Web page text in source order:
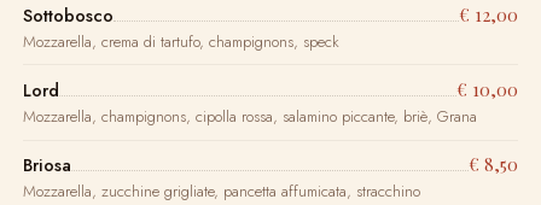
Sottobosco € 12,00
Mozzarella, crema di tartufo, champignons, speck
Lord € 10,00
Mozzarella, champignons, cipolla rossa, salamino piccante, briè, Grana
Briosa € 8,50
Mozzarella, zucchine grigliate, pancetta affumicata, stracchino